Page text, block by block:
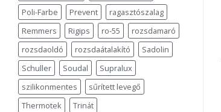
Poli-Farbe
Prevent
ragasztószalag
Remmers
Rigips ro-55
rozsdamaró
rozsdaoldó
rozsdaátalakító
Sadolin
Schuller
Soudal
Supralux
szilikonmentes
sűrített levegő
Thermotek
Trinát